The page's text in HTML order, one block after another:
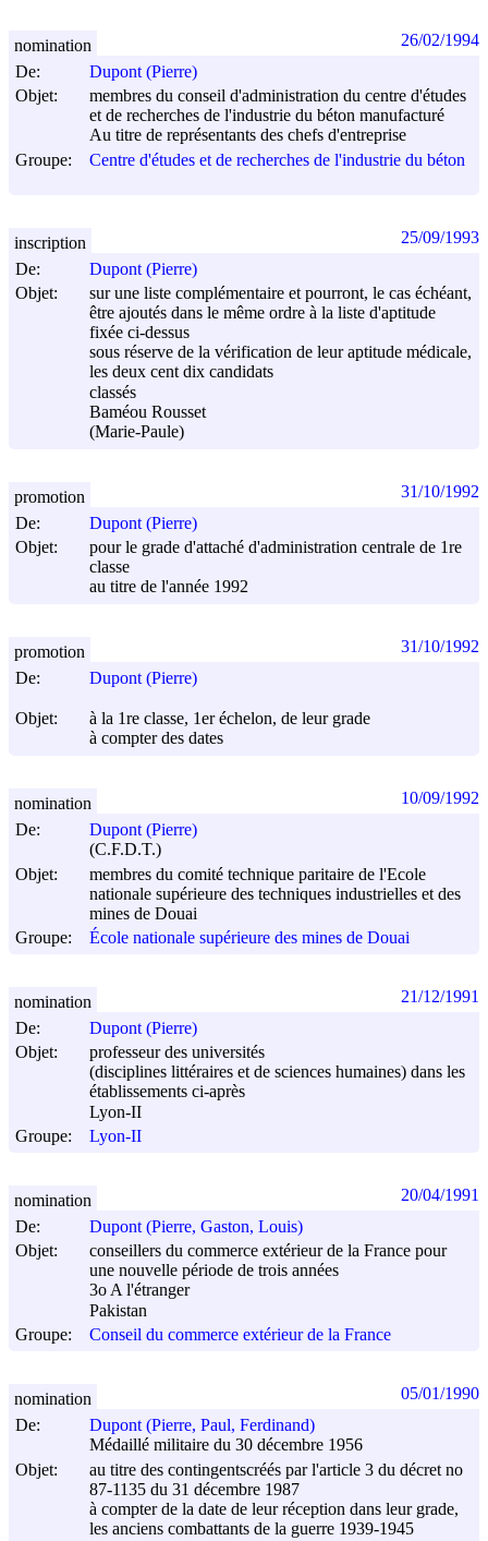
De:
Dupont (Pierre)
Objet:
membres du conseil d'administration du centre d'études
et de recherches de l'industrie du béton manufacturé
Au titre de représentants des chefs d'entreprise
Groupe:
Centre d'études et de recherches de l'industrie du béton
nomination 26/02/1994
De:
Dupont (Pierre)
Objet:
sur une liste complémentaire et pourront, le cas échéant,
être ajoutés dans le même ordre à la liste d'aptitude
fixée ci-dessus
sous réserve de la vérification de leur aptitude médicale,
les deux cent dix candidats
classés
Baméou Rousset
(Marie-Paule)
inscription 25/09/1993
De:
Dupont (Pierre)
Objet:
pour le grade d'attaché d'administration centrale de 1re
classe
au titre de l'année 1992
promotion 31/10/1992
De: Dupont (Pierre)
Objet:
à la 1re classe, 1er échelon, de leur grade
à compter des dates
promotion 31/10/1992
De:
Dupont (Pierre)
(C.F.D.T.)
Objet:
membres du comité technique paritaire de l'Ecole
nationale supérieure des techniques industrielles et des
mines de Douai
Groupe:
École nationale supérieure des mines de Douai
nomination 10/09/1992
De:
Dupont (Pierre)
Objet:
professeur des universités
(disciplines littéraires et de sciences humaines) dans les
établissements ci-après
Lyon-II
Groupe:
Lyon-II
nomination 21/12/1991
De:
Dupont (Pierre, Gaston, Louis)
Objet:
conseillers du commerce extérieur de la France pour
une nouvelle période de trois années
3o A l'étranger
Pakistan
Groupe:
Conseil du commerce extérieur de la France
nomination 20/04/1991
De:
Dupont (Pierre, Paul, Ferdinand)
Médaillé militaire du 30 décembre 1956
Objet:
au titre des contingentscréés par l'article 3 du décret no
87-1135 du 31 décembre 1987
à compter de la date de leur réception dans leur grade,
les anciens combattants de la guerre 1939-1945
nomination 05/01/1990